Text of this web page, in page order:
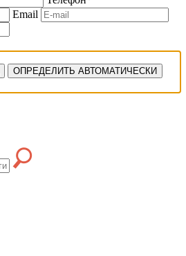
Email
ОПРЕДЕЛИТЬ АВТОМАТИЧЕСКИ